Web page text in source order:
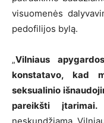
visuomenės
pedofilijos bylą.
„Vilniaus
konstatavo, kad
seksualinio
pareikšti įtarimai.